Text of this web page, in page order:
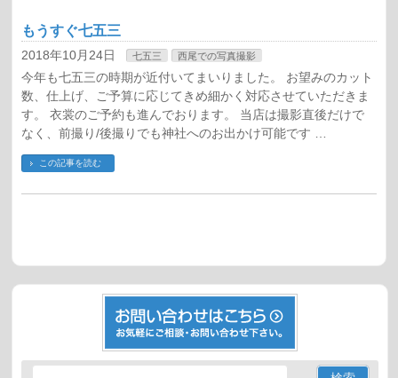
もうすぐ七五三
2018年10月24日 七五三 西尾での写真撮影
今年も七五三の時期が近付いてまいりました。 お望みのカット
数、仕上げ、ご予算に応じてきめ細かく対応させていただきま
す。 衣裳のご予約も進んでおります。 当店は撮影直後だけで
なく、前撮り/後撮りでも神社へのお出かけ可能です …
この記事を読む